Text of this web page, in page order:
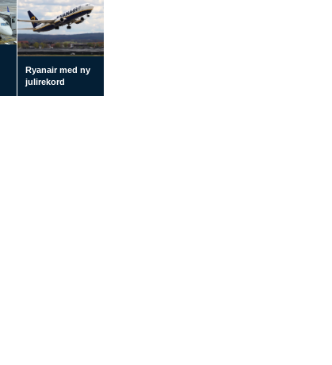
Ryanair med ny
julirekord